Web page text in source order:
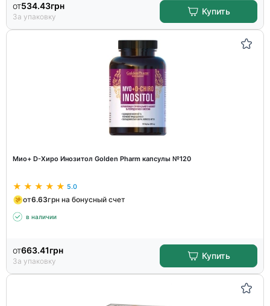
от534.43грн
За упаковку
Купить
Мио+ D-Хиро Инозитол Golden Pharm капсулы №120
5.0
от6.63грн на бонусный счет
в наличии
от663.41грн
За упаковку
Купить